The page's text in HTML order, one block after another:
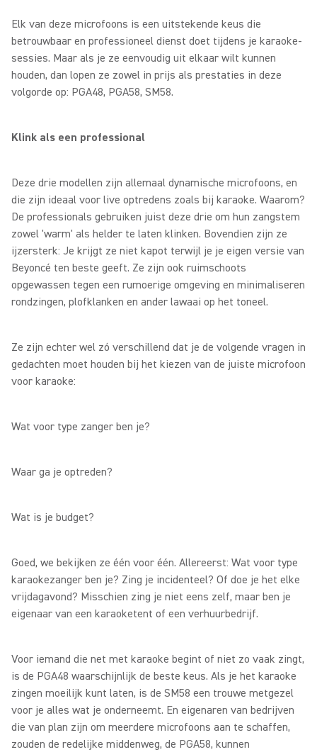
Elk van deze microfoons is een uitstekende keus die
betrouwbaar en professioneel dienst doet tijdens je karaoke-
sessies. Maar als je ze eenvoudig uit elkaar wilt kunnen
houden, dan lopen ze zowel in prijs als prestaties in deze
volgorde op: PGA48, PGA58, SM58.
Klink als een professional
Deze drie modellen zijn allemaal dynamische microfoons, en
die zijn ideaal voor live optredens zoals bij karaoke. Waarom?
De professionals gebruiken juist deze drie om hun zangstem
zowel 'warm' als helder te laten klinken. Bovendien zijn ze
ijzersterk: Je krijgt ze niet kapot terwijl je je eigen versie van
Beyoncé ten beste geeft. Ze zijn ook ruimschoots
opgewassen tegen een rumoerige omgeving en minimaliseren
rondzingen, plofklanken en ander lawaai op het toneel.
Ze zijn echter wel zó verschillend dat je de volgende vragen in
gedachten moet houden bij het kiezen van de juiste microfoon
voor karaoke:
Wat voor type zanger ben je?
Waar ga je optreden?
Wat is je budget?
Goed, we bekijken ze één voor één. Allereerst: Wat voor type
karaokezanger ben je? Zing je incidenteel? Of doe je het elke
vrijdagavond? Misschien zing je niet eens zelf, maar ben je
eigenaar van een karaoketent of een verhuurbedrijf.
Voor iemand die net met karaoke begint of niet zo vaak zingt,
is de PGA48 waarschijnlijk de beste keus. Als je het karaoke
zingen moeilijk kunt laten, is de SM58 een trouwe metgezel
voor je alles wat je onderneemt. En eigenaren van bedrijven
die van plan zijn om meerdere microfoons aan te schaffen,
zouden de redelijke middenweg, de PGA58, kunnen